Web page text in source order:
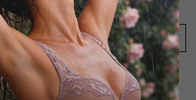
вы соглашаетесь с условиямиПолитики